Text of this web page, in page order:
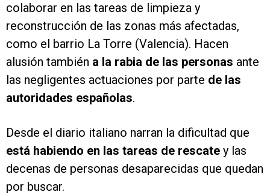
colaborar en las tareas de limpieza y
reconstrucción de las zonas más afectadas,
como el barrio La Torre (Valencia). Hacen
alusión también a la rabia de las personas ante
las negligentes actuaciones por parte de las
autoridades españolas.
Desde el diario italiano narran la dificultad que
está habiendo en las tareas de rescate y las
decenas de personas desaparecidas que quedan
por buscar.